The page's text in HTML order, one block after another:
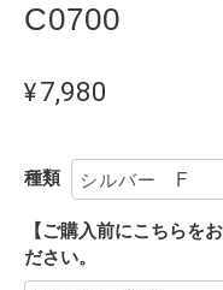
C0700
¥7,980
種類
【ご購入前にこちらを
ださい。